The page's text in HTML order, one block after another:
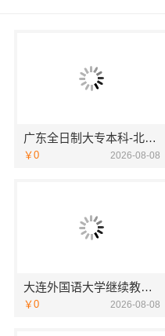
广东全日制大专本科-北京理工大学珠海学院继教院
￥0 2026-08-08
大连外国语大学继续教育学院线上咨询英语专业
￥0 2026-08-08